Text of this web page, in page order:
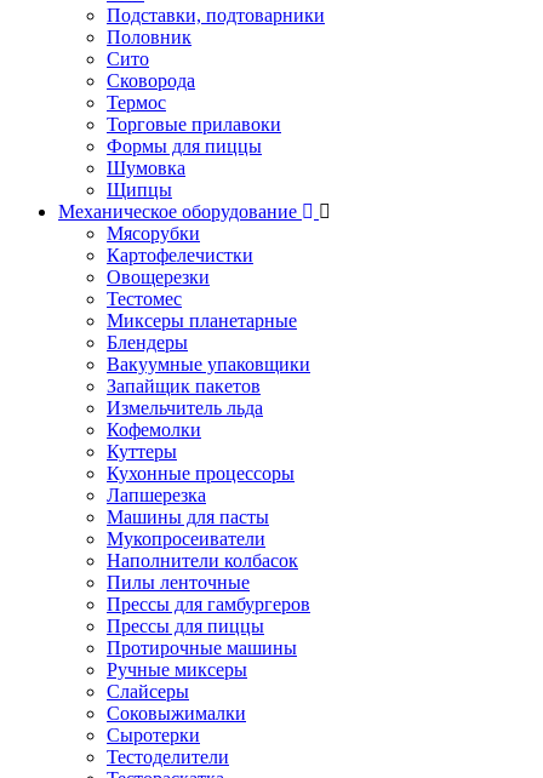
Подставки, подтоварники
Половник
Сито
Сковорода
Термос
Торговые прилавоки
Формы для пиццы
Шумовка
Щипцы
Механическое оборудование
Мясорубки
Картофелечистки
Овощерезки
Тестомес
Миксеры планетарные
Блендеры
Вакуумные упаковщики
Запайщик пакетов
Измельчитель льда
Кофемолки
Куттеры
Кухонные процессоры
Лапшерезка
Машины для пасты
Мукопросеиватели
Наполнители колбасок
Пилы ленточные
Прессы для гамбургеров
Прессы для пиццы
Протирочные машины
Ручные миксеры
Слайсеры
Соковыжималки
Сыротерки
Тестоделители